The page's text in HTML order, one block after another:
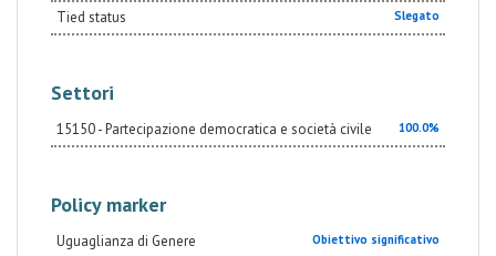
Tied status Slegato
Settori
15150 - Partecipazione democratica e società civile 100.0%
Policy marker
Uguaglianza di Genere Obiettivo significativo